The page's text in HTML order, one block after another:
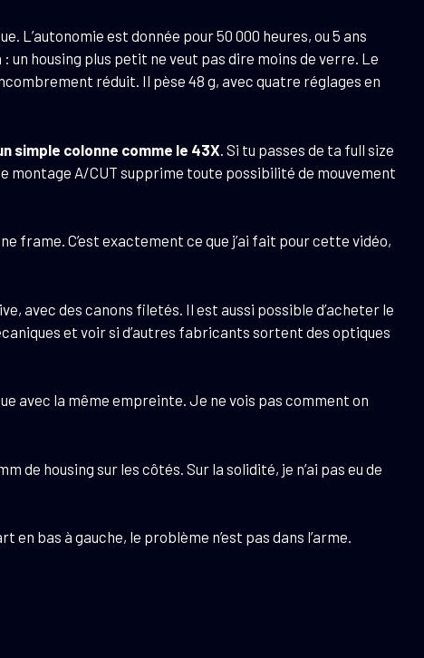
L’autonomie est donnée pour 50 000 heures, ou 5 ans
housing plus petit ne veut pas dire moins de verre. Le
réduit. Il pèse 48 g, avec quatre réglages en
simple colonne comme le 43X . Si tu passes de ta full size
montage A/CUT supprime toute possibilité de mouvement
frame. C’est exactement ce que j’ai fait pour cette vidéo,
avec des canons filetés. Il est aussi possible d’acheter le
et voir si d’autres fabricants sortent des optiques
avec la même empreinte. Je ne vois pas comment on
de housing sur les côtés. Sur la solidité, je n’ai pas eu de
en bas à gauche, le problème n’est pas dans l’arme.